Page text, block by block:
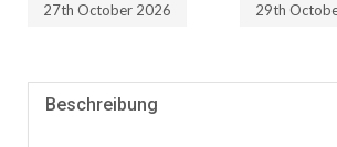
27th October 2026
29th
Beschreibung